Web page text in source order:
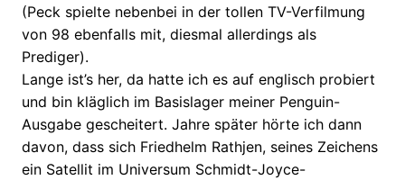
(Peck spielte nebenbei in der tollen TV-Verfilmung
von 98 ebenfalls mit, diesmal allerdings als
Prediger).
Lange ist’s her, da hatte ich es auf englisch probiert
und bin kläglich im Basislager meiner Penguin-
Ausgabe gescheitert. Jahre später hörte ich dann
davon, dass sich Friedhelm Rathjen, seines Zeichens
ein Satellit im Universum Schmidt-Joyce-